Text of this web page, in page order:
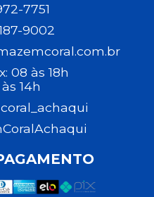
7751
9002
08 às 18h
14h